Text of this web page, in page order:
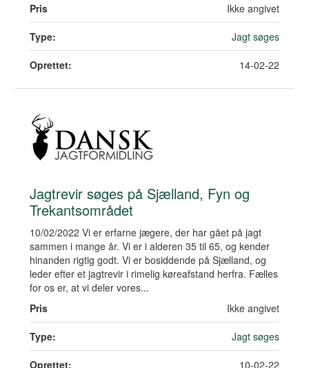
Pris
Ikke angivet
Type: Jagt søges
Oprettet: 14-02-22
Jagtrevir søges på Sjælland, Fyn og
Trekantsområdet
10/02/2022 Vi er erfarne jægere, der har gået på jagt
sammen i mange år. Vi er i alderen 35 til 65, og kender
hinanden rigtig godt. Vi er bosiddende på Sjælland, og
leder efter et jagtrevir i rimelig køreafstand herfra. Fælles
for os er, at vi deler vores...
Pris
Ikke angivet
Type: Jagt søges
Oprettet: 10-02-22